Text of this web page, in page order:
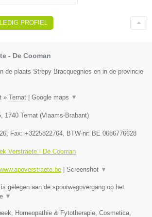
PROFIEL
- De Cooman
de plaats Strepy Bracquegnies en in de provincie
» Ternat | Google maps ▼
1740 Ternat (Vlaams-Brabant)
, Fax: +3225822764 , BTW-nr: BE 0686776628
Verstraete - De Cooman
| Screenshot ▼
gelegen aan de spoorwegovergang op het
▼
Homeopathie & Fytotherapie, Cosmetica,